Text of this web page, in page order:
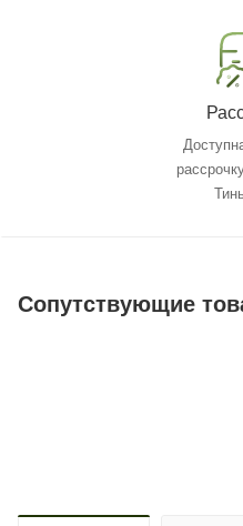
Сопутствующие